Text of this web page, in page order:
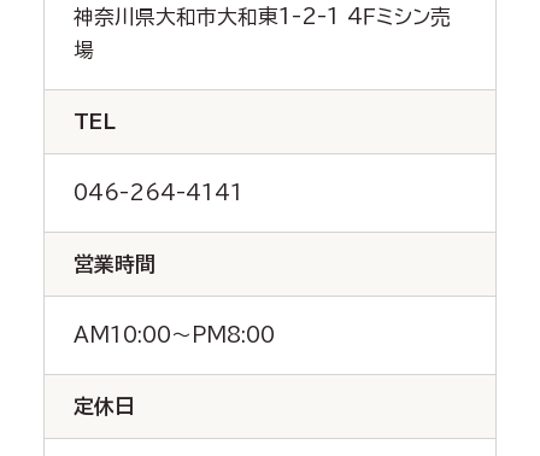
神奈川県大和市大和東1-2-1 4Ｆミシン売
場
TEL
046-264-4141
営業時間
AM10:00～PM8:00
定休日